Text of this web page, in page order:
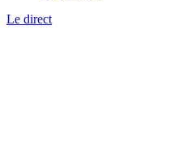
Le direct